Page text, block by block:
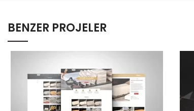
BENZER PROJELER